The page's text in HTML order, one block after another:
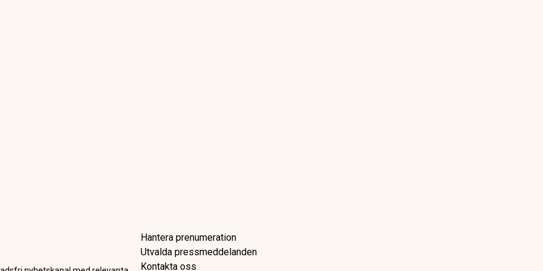
över Battlefield och The Sims